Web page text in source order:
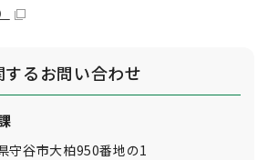
るお問い合わせ
守谷市大柏950番地の1